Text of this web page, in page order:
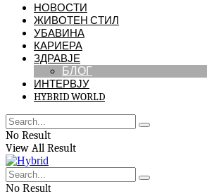
НОВОСТИ
ЖИВОТЕН СТИЛ
УБАВИНА
КАРИЕРА
ЗДРАВЈЕ
БЛОГ
ИНТЕРВЈУ
HYBRID WORLD
No Result
View All Result
No Result